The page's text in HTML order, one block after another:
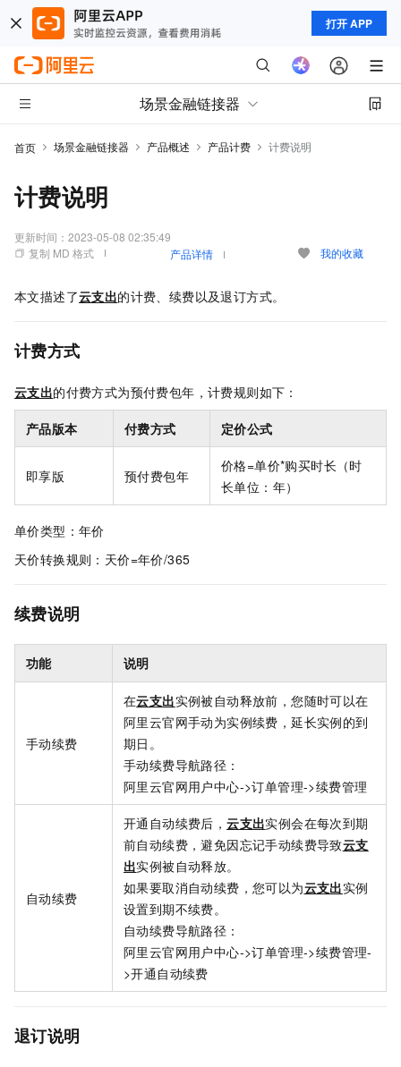
打开 APP
场景金融链接器
首页 场景金融链接器 产品概述 产品计费 计费说明
计费说明
更新时间： 2023-05-08 02:35:49
复制 MD 格式
产品详情 我的收藏
本文描述了云支出的计费、续费以及退订方式。
计费方式
云支出的付费方式为预付费包年，计费规则如下：
产品版本 付费方式 定价公式
即享版 预付费包年
价格=单价*购买时长（时
长单位：年）
单价类型：年价
天价转换规则：天价=年价/365
续费说明
功能 说明
手动续费
在云支出实例被自动释放前，您随时可以在
阿里云官网手动为实例续费，延长实例的到
期日。
手动续费导航路径：
阿里云官网用户中心->订单管理->续费管理
自动续费
开通自动续费后，云支出实例会在每次到期
前自动续费，避免因忘记手动续费导致云支
出实例被自动释放。
如果要取消自动续费，您可以为云支出实例
设置到期不续费。
自动续费导航路径：
阿里云官网用户中心->订单管理->续费管理-
>开通自动续费
退订说明